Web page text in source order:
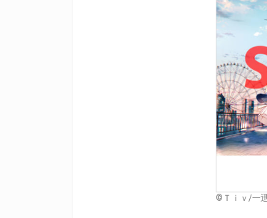
©Ｔｉｖ/一